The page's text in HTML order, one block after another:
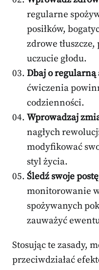
regularne
posiłków,
zdrowe
uczucie głodu.
Dbaj o
ćwiczenia
codzienności.
Wprowadzaj
nagłych
modyfikować
styl życia.
Śledź swoje
monitorowanie
spożywanych
zauważyć
Stosując te zasady,
przeciwdziałać